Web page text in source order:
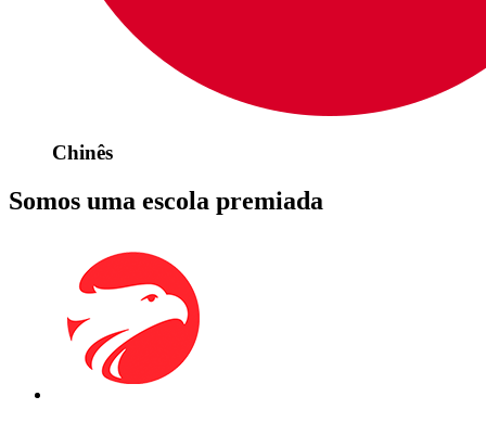
Chinês
Somos uma escola premiada